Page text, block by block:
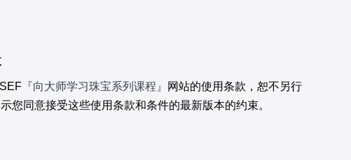
『向大师学习珠宝系列 课程』
网站的使用条款，恕不另行
您同意接受这些使用条款和条件的最新版本的约束。